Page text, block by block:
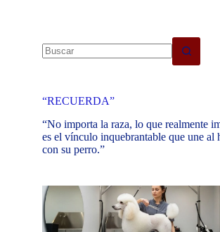
“RECUERDA”
“No importa la raza, lo que realmente
es el vínculo inquebrantable que une al
con su perro.”